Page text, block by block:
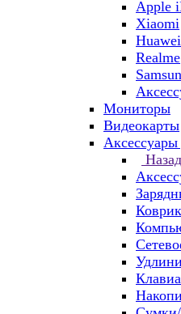
Apple
Xiaomi
Realme
Мониторы
Видеокарты
Назад